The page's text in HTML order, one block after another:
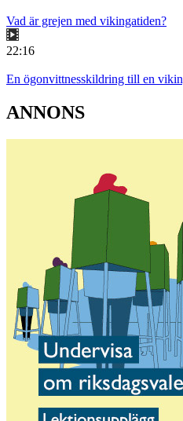
Vad är grejen med vikingatiden?
22:16
En ögonvittnesskildring till en
ANNONS